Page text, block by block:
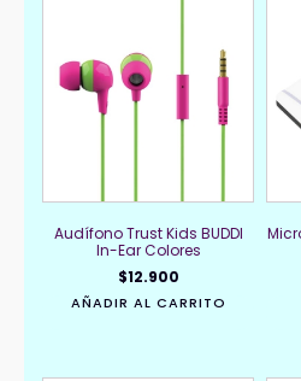
Audífono Trust Kids BUDDI
In-Ear Colores
$12.900
AÑADIR AL CARRITO